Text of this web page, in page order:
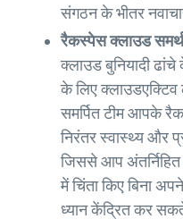
संगठन के भीतर
रैकस्पेस क्लाउड
क्लाउड बुनियादी
के लिए क्लाउडएक्टिव
समर्पित टीम आपके
निरंतर स्वास्थ्य और
जिससे आप अंतर्निहित
में चिंता किए बिना
ध्यान केंद्रित कर